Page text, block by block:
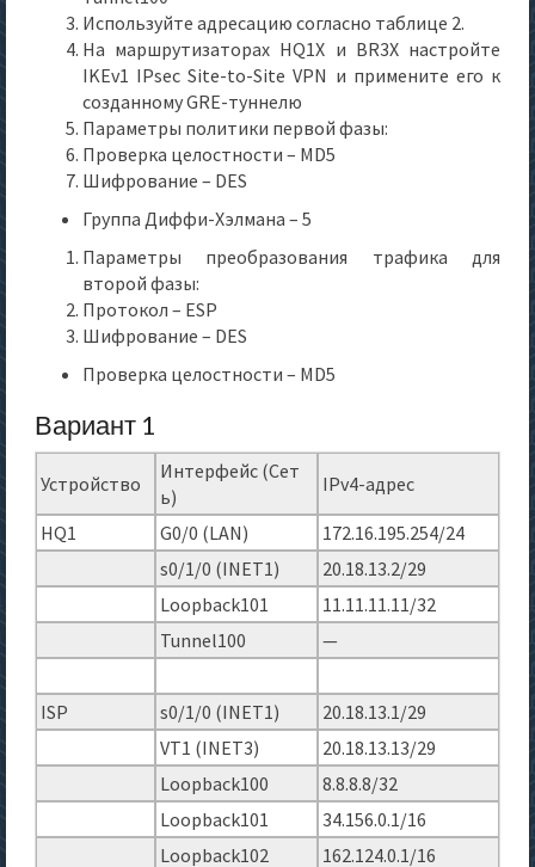
Используйте адресацию согласно таблице 2.
На маршрутизаторах HQ1X и BR3X настройте
IKEv1 IPsec Site-to-Site VPN и примените его к
созданному GRE-туннелю
Параметры политики первой фазы:
Проверка целостности – MD5
Шифрование – DES
Группа Диффи-Хэлмана – 5
Параметры преобразования трафика для
второй фазы:
Протокол – ESP
Шифрование – DES
Проверка целостности – MD5
Вариант 1
Устройство
Интерфейс (Сет
ь)
IPv4-адрес
HQ1 G0/0 (LAN)
172.16.195.254/24
s0/1/0 (INET1)
20.18.13.2/29
Loopback101
11.11.11.11/32
Tunnel100
—
ISP s0/1/0 (INET1)
20.18.13.1/29
VT1 (INET3)
20.18.13.13/29
Loopback100
8.8.8.8/32
Loopback101
34.156.0.1/16
Loopback102
162.124.0.1/16